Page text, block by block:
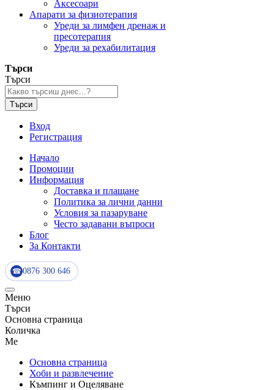
Аксесоари
Апарати за физиотерапия
Уреди за лимфен дренаж и
пресотерапия
Уреди за рехабилитация
Търси
Търси
Търси
Вход
Регистрация
Начало
Промоции
Информация
Доставка и плащане
Политика за лични данни
Условия за пазаруване
Често задавани въпроси
Блог
За Контакти
☎ 0876 300 646
Меню
Търси
Основна страница
Количка
Me
Основна страница
Хоби и развлечение
Къмпинг и Оцеляване